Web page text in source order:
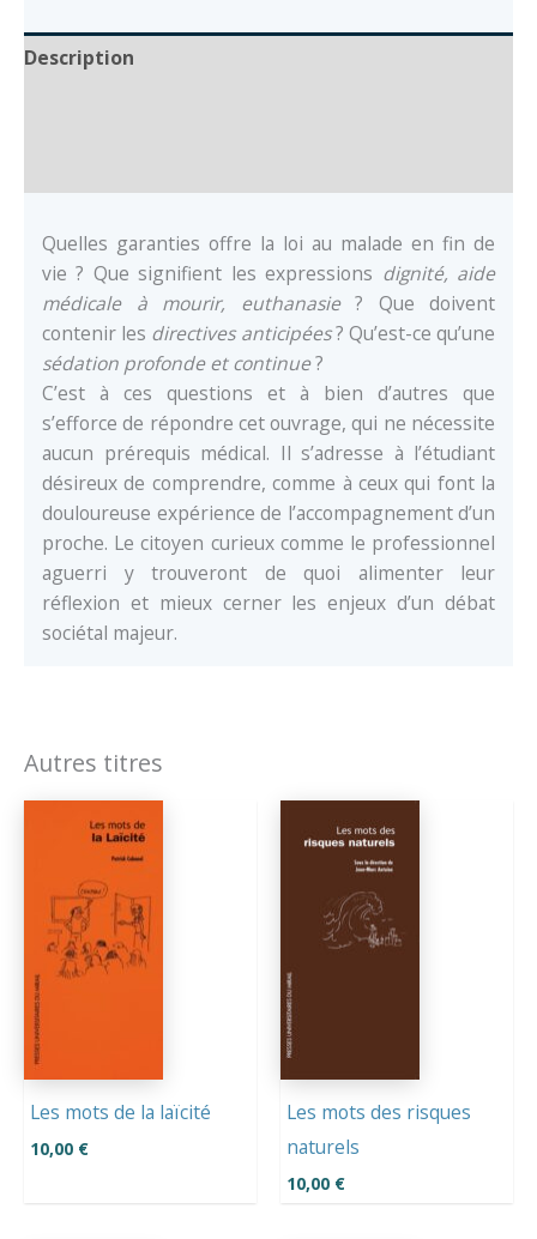
Description
Quelles garanties offre la loi au malade en fin de
vie ? Que signifient les expressions dignité, aide
médicale à mourir, euthanasie? Que doivent
contenir les directives anticipées? Qu’est-ce qu’une
sédation profonde et continue?
C’est à ces questions et à bien d’autres que
s’efforce de répondre cet ouvrage, qui ne nécessite
aucun prérequis médical. Il s’adresse à l’étudiant
désireux de comprendre, comme à ceux qui font la
douloureuse expérience de l’accompagnement d’un
proche. Le citoyen curieux comme le professionnel
aguerri y trouveront de quoi alimenter leur
réflexion et mieux cerner les enjeux d’un débat
sociétal majeur.
Autres titres
Les mots de la laïcité
10,00 €
Les mots des risques
naturels
10,00 €